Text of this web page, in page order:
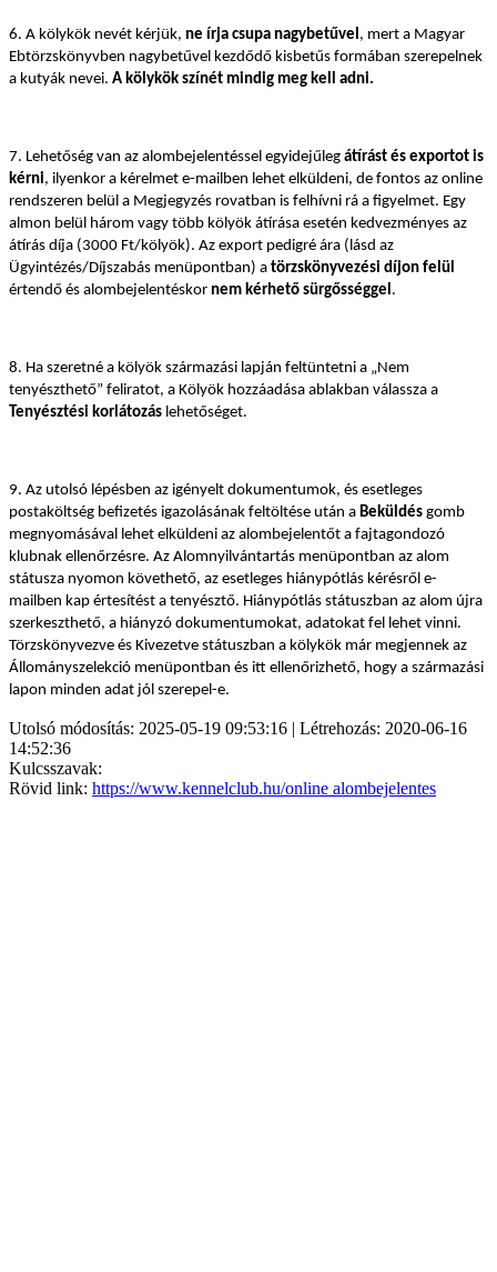
6. A kölykök nevét kérjük, ne írja csupa nagybetűvel , mert a Magyar
Ebtörzskönyvben nagybetűvel kezdődő kisbetűs formában szerepelnek
a kutyák nevei. A kölykök színét mindig meg kell adni.
7. Lehetőség van az alombejelentéssel egyidejűleg átírást és exportot is
kérni, ilyenkor a kérelmet e-mailben lehet elküldeni, de fontos az online
rendszeren belül a Megjegyzés rovatban is felhívni rá a figyelmet. Egy
almon belül három vagy több kölyök átírása esetén kedvezményes az
átírás díja (3000 Ft/kölyök). Az export pedigré ára (lásd az
Ügyintézés/Díjszabás menüpontban) a törzskönyvezési díjon felül
értendő és alombejelentéskor nem kérhető sürgősséggel .
8. Ha szeretné a kölyök származási lapján feltüntetni a „Nem
tenyészthető” feliratot, a Kölyök hozzáadása ablakban válassza a
Tenyésztési korlátozás lehetőséget.
9. Az utolsó lépésben az igényelt dokumentumok, és esetleges
postaköltség befizetés igazolásának feltöltése után a Beküldés gomb
megnyomásával lehet elküldeni az alombejelentőt a fajtagondozó
klubnak ellenőrzésre. Az Alomnyilvántartás menüpontban az alom
státusza nyomon követhető, az esetleges hiánypótlás kérésről e-
mailben kap értesítést a tenyésztő. Hiánypótlás státuszban az alom újra
szerkeszthető, a hiányzó dokumentumokat, adatokat fel lehet vinni.
Törzskönyvezve és Kivezetve státuszban a kölykök már megjennek az
Állományszelekció menüpontban és itt ellenőrizhető, hogy a származási
lapon minden adat jól szerepel-e.
Utolsó módosítás: 2025-05-19 09:53:16 | Létrehozás: 2020-06-16
14:52:36
Kulcsszavak:
Rövid link: https://www.kennelclub.hu/online alombejelentes